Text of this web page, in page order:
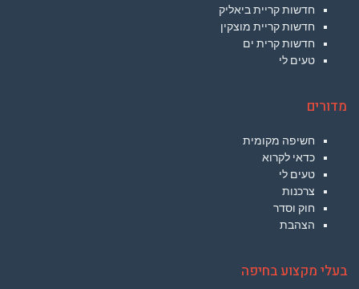
חדשות קריית ביאליק
חדשות קריית מוצקין
חדשות קרית ים
טעים לי
מדורים
חשיפה מקומית
כדאי לקרוא
טעים לי
צרכנות
חוק וסדר
הצהבת
בעלי מקצוע בחיפה